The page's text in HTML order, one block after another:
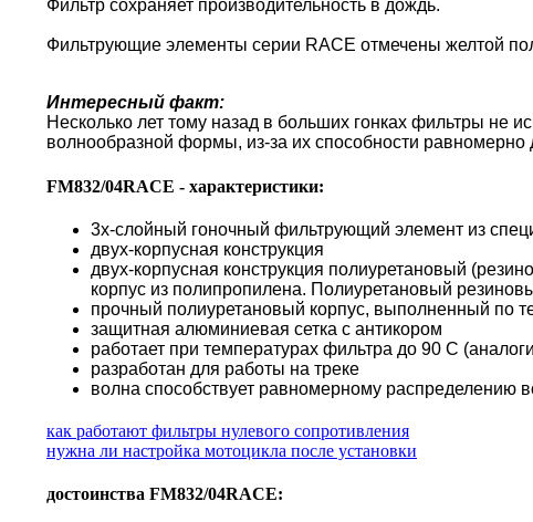
Фильтр сохраняет производительность в дождь.
Фильтрующие элементы серии RACE отмечены желтой
Интересный факт:
Несколько лет тому назад в больших гонках фильтры не
волнообразной формы, из-за их способности равномерно
FM832/04RACE - характеристики:
3х-слойный гоночный фильтрующий элемент из
двух-корпусная конструкция
двух-корпусная конструкция полиуретановый
корпус из полипропилена. Полиуретановый
прочный полиуретановый корпус, выполненный по
защитная алюминиевая сетка с антикором
работает при температурах фильтра до 90 С
разработан для работы на треке
волна способствует равномерному распределению
как работают фильтры нулевого сопротивления
нужна ли настройка мотоцикла после установки
достоинства FM832/04RACE: